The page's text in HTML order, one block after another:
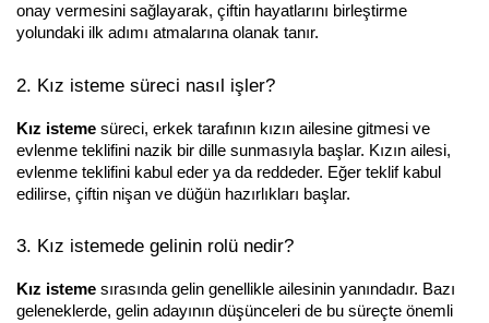
onay vermesini sağlayarak, çiftin hayatlarını birleştirme
yolundaki ilk adımı atmalarına olanak tanır.
2. Kız isteme süreci nasıl işler?
Kız isteme süreci, erkek tarafının kızın ailesine gitmesi ve
evlenme teklifini nazik bir dille sunmasıyla başlar. Kızın ailesi,
evlenme teklifini kabul eder ya da reddeder. Eğer teklif kabul
edilirse, çiftin nişan ve düğün hazırlıkları başlar.
3. Kız istemede gelinin rolü nedir?
Kız isteme sırasında gelin genellikle ailesinin yanındadır. Bazı
geleneklerde, gelin adayının düşünceleri de bu süreçte önemli